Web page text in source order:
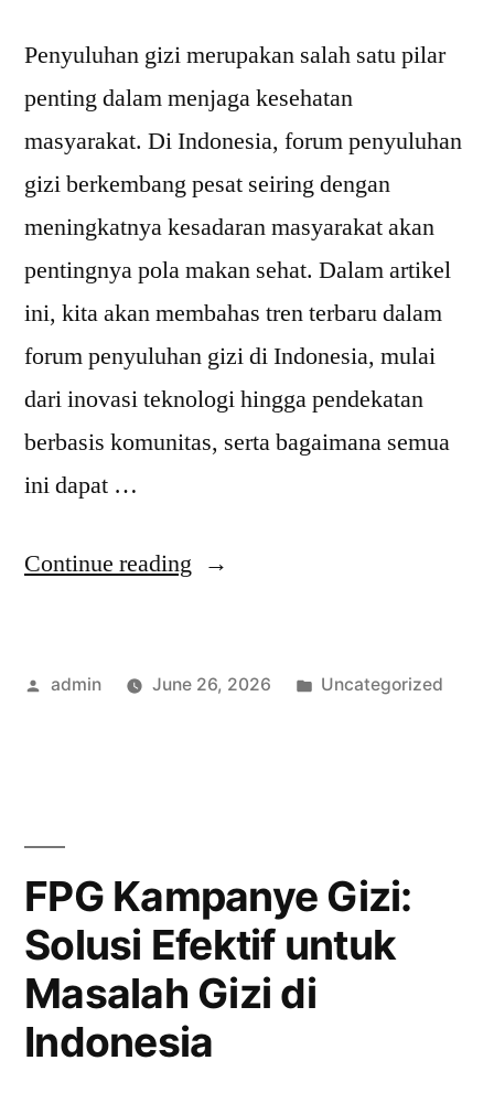
Penyuluhan gizi merupakan salah satu pilar
penting dalam menjaga kesehatan
masyarakat. Di Indonesia, forum penyuluhan
gizi berkembang pesat seiring dengan
meningkatnya kesadaran masyarakat akan
pentingnya pola makan sehat. Dalam artikel
ini, kita akan membahas tren terbaru dalam
forum penyuluhan gizi di Indonesia, mulai
dari inovasi teknologi hingga pendekatan
berbasis komunitas, serta bagaimana semua
ini dapat …
Continue reading “Tren
Forum
Perlu
Diketahui”
Posted
admin June 26, 2026
Posted
Uncategorized
FPG Kampanye Gizi:
Solusi Efektif untuk
Masalah Gizi di
Indonesia